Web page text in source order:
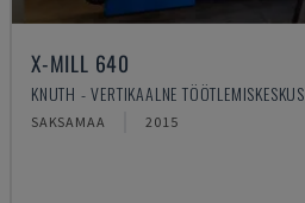
X-MILL 640
KNUTH - VERTIKAALNE TÖÖTLEMISKESKUS
SAKSAMAA 2015